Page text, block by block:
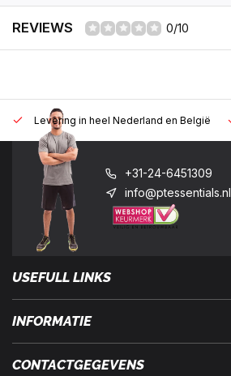
REVIEWS 0/10
Levering in heel Nederland en België
+31-24-6451309
info@ptessentials.nl
USEFULL LINKS
INFORMATIE
CONTACTGEGEVENS